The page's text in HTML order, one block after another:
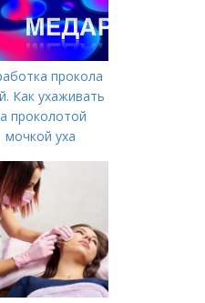
прокола
Как ухаживать
проколотой
мочкой уха